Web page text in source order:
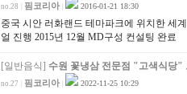
no.28 핌코리아 2016-01-21 18:30
중국 시안 러화랜드 테마파크에 위치한 세
얼 진행 2015년 12월 MD구성 컨설팅 완료
[일반음식] 수원 꽃냉삼 전문점 "고색식당"
no.27 핌코리아 2022-11-25 10:29